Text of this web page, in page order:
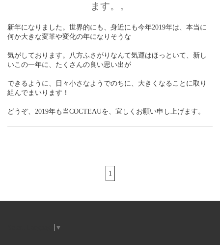
ます。。
新年になりました。世界的にも、身近にも今年2019年は、本当に
何か大きな変革や変化の年になりそうな
気がしております。八方ふさがりなんて気運はほっといて、新し
いこの一年に、たくさんの良い思い出が
できるように、日々小さなようでのちに、大きくなることに取り
組んでまいります！
どうぞ、2019年も当COCTEAUを、宜しくお願い申し上げます。
1
▼